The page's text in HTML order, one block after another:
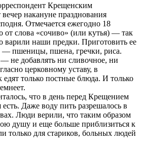
Крещенским
накануне празднования
Отмечается ежегодно 18
от слова «сочиво» (или кутья) — так
варили наши предки. Приготовить ее
пшеницы, пшена, гречки, риса.
не добавлять ни сливочное, ни
церковному уставу, в
только постные блюда. И только
что в день перед Крещением
есть. Даже воду пить разрешалось в
Люди верили, что таким образом
душу и еще больше приблизиться к
только для стариков, больных людей